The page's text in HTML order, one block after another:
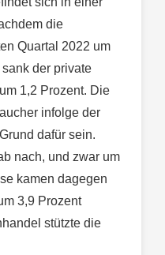
die
Quartal 2022 um
der private
1,2 Prozent. Die
infolge der
dafür sein.
nach, und zwar um
kamen dagegen
3,9 Prozent
stützte die